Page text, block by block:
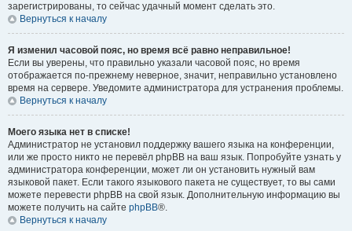
зарегистрированы, то сейчас удачный момент сделать это.
Вернуться к началу
Я изменил часовой пояс, но время всё равно неправильное!
Если вы уверены, что правильно указали часовой пояс, но время
отображается по-прежнему неверное, значит, неправильно установлено
время на сервере. Уведомите администратора для устранения проблемы.
Вернуться к началу
Моего языка нет в списке!
Администратор не установил поддержку вашего языка на конференции,
или же просто никто не перевёл phpBB на ваш язык. Попробуйте узнать у
администратора конференции, может ли он установить нужный вам
языковой пакет. Если такого языкового пакета не существует, то вы сами
можете перевести phpBB на свой язык. Дополнительную информацию вы
можете получить на сайте phpBB®.
Вернуться к началу